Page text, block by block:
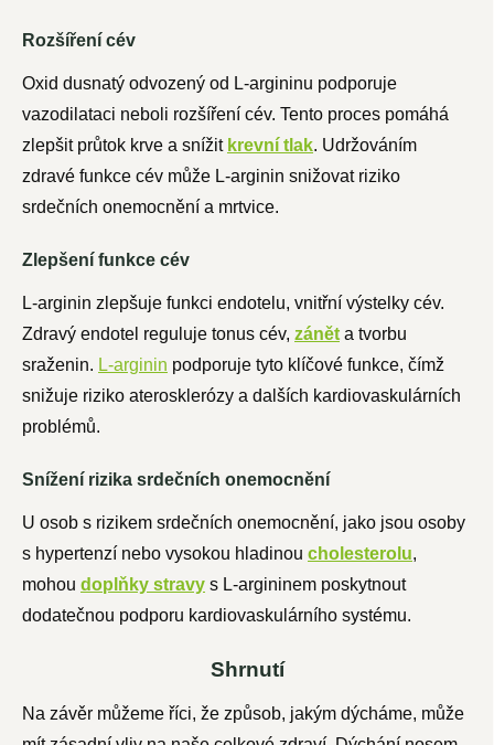
Rozšíření cév
Oxid dusnatý odvozený od L-argininu podporuje
vazodilataci neboli rozšíření cév. Tento proces pomáhá
zlepšit průtok krve a snížit krevní tlak. Udržováním
zdravé funkce cév může L-arginin snižovat riziko
srdečních onemocnění a mrtvice.
Zlepšení funkce cév
L-arginin zlepšuje funkci endotelu, vnitřní výstelky cév.
Zdravý endotel reguluje tonus cév, zánět a tvorbu
sraženin. L-arginin podporuje tyto klíčové funkce, čímž
snižuje riziko aterosklerózy a dalších kardiovaskulárních
problémů.
Snížení rizika srdečních onemocnění
U osob s rizikem srdečních onemocnění, jako jsou osoby
s hypertenzí nebo vysokou hladinou cholesterolu,
mohou doplňky stravy s L-argininem poskytnout
dodatečnou podporu kardiovaskulárního systému.
Shrnutí
Na závěr můžeme říci, že způsob, jakým dýcháme, může